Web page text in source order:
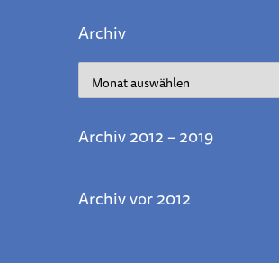
Archiv
Archiv 2012 – 2019
Archiv vor 2012